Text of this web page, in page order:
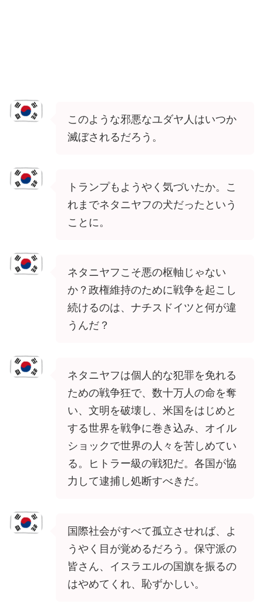
このような邪悪なユダヤ人はいつか
滅ぼされるだろう。
トランプもようやく気づいたか。こ
れまでネタニヤフの犬だったという
ことに。
ネタニヤフこそ悪の枢軸じゃない
か？政権維持のために戦争を起こし
続けるのは、ナチスドイツと何が違
うんだ？
ネタニヤフは個人的な犯罪を免れる
ための戦争狂で、数十万人の命を奪
い、文明を破壊し、米国をはじめと
する世界を戦争に巻き込み、オイル
ショックで世界の人々を苦しめてい
る。ヒトラー級の戦犯だ。各国が協
力して逮捕し処断すべきだ。
国際社会がすべて孤立させれば、よ
うやく目が覚めるだろう。保守派の
皆さん、イスラエルの国旗を振るの
はやめてくれ、恥ずかしい。